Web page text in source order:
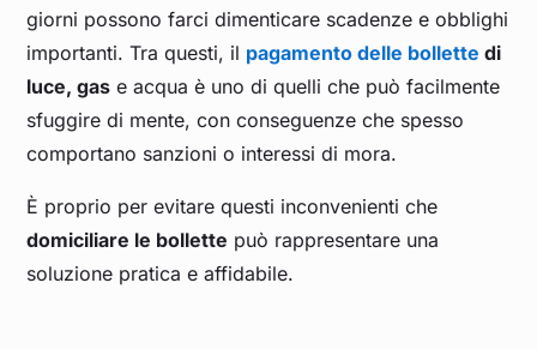
giorni possono farci dimenticare scadenze e obblighi
importanti. Tra questi, il pagamento delle bollette di
luce, gas e acqua è uno di quelli che può facilmente
sfuggire di mente, con conseguenze che spesso
comportano sanzioni o interessi di mora.
È proprio per evitare questi inconvenienti che
domiciliare le bollette può rappresentare una
soluzione pratica e affidabile.